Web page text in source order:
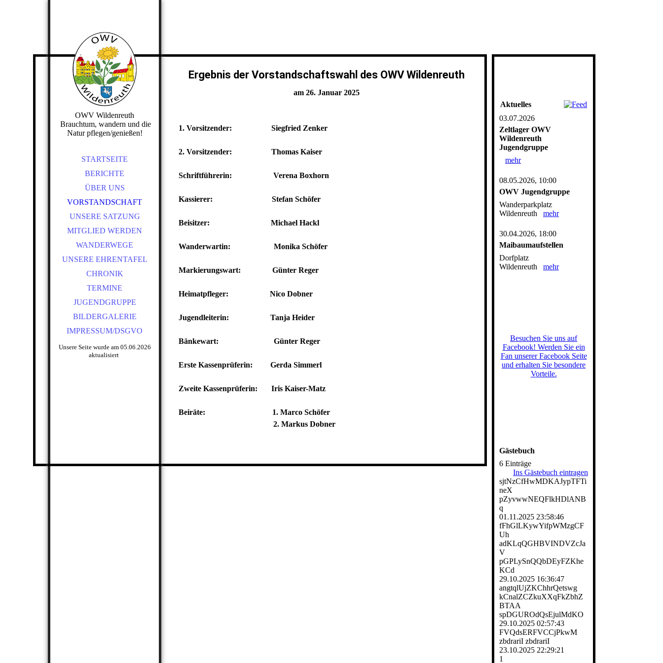
OWV Wildenreuth
Brauchtum, wandern und die
Natur pflegen/genießen!
STARTSEITE
BERICHTE
ÜBER UNS
VORSTANDSCHAFT
UNSERE SATZUNG
MITGLIED WERDEN
WANDERWEGE
UNSERE EHRENTAFEL
CHRONIK
TERMINE
JUGENDGRUPPE
BILDERGALERIE
IMPRESSUM/DSGVO
Unsere Seite wurde am 05.06.2026
aktualisiert
Ergebnis der Vorstandschaftswahl des OWV Wildenreuth
am 26. Januar 2025
1. Vorsitzender: Siegfried Zenker
2. Vorsitzender: Thomas Kaiser
Schriftführerin: Verena Boxhorn
Kassierer: Stefan Schöfer
Beisitzer: Michael Hackl
Wanderwartin: Monika Schöfer
Markierungswart: Günter Reger
Heimatpfleger: Nico Dobner
Jugendleiterin: Tanja Heider
Bänkewart: Günter Reger
Erste Kassenprüferin: Gerda Simmerl
Zweite Kassenprüferin: Iris Kaiser-Matz
Beiräte: 1. Marco Schöfer
2. Markus Dobner
Aktuelles
03.07.2026
Zeltlager OWV
Wildenreuth
Jugendgruppe
mehr
08.05.2026, 10:00
OWV Jugendgruppe
Wanderparkplatz
Wildenreuth mehr
30.04.2026, 18:00
Maibaumaufstellen
Dorfplatz
Wildenreuth mehr
Besuchen Sie uns auf
Facebook! Werden Sie ein
Fan unserer Facebook Seite
und erhalten Sie besondere
Vorteile.
Gästebuch
6 Einträge
Ins Gästebuch eintragen
sjtNzCfHwMDKAJypTFTi
neX
pZyvwwNEQFlkHDlANB
q
01.11.2025 23:58:46
fFhGlLKywYifpWMzgCF
Uh
adKLqQGHBVINDVZcJa
V
pGPLySnQQbDEyFZKhe
KCd
29.10.2025 16:36:47
angtqlUjZKChhrQetswg
kCnalZCZkuXXqFkZbhZ
BTAA
spDGUROdQsEjulMdKO
29.10.2025 02:57:43
FVQdsERFVCCjPkwM
zbdrariI zbdrariI
23.10.2025 22:29:21
1